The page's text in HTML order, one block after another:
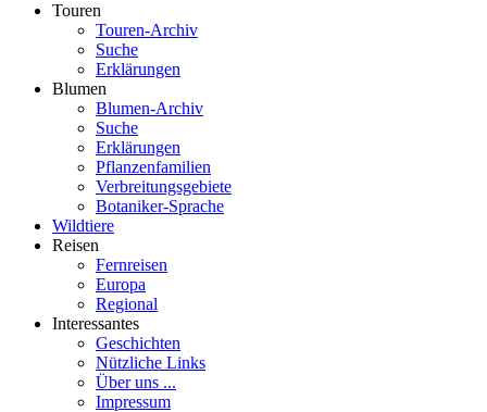
Touren
Touren-Archiv
Suche
Erklärungen
Blumen
Blumen-Archiv
Suche
Erklärungen
Pflanzenfamilien
Verbreitungsgebiete
Botaniker-Sprache
Wildtiere
Reisen
Fernreisen
Europa
Regional
Interessantes
Geschichten
Nützliche Links
Über uns ...
Impressum